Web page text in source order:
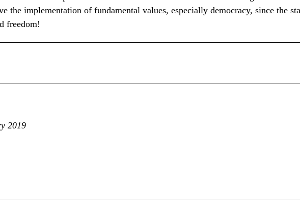
the implementation of fundamental values, especially democracy, since the
freedom!
2019